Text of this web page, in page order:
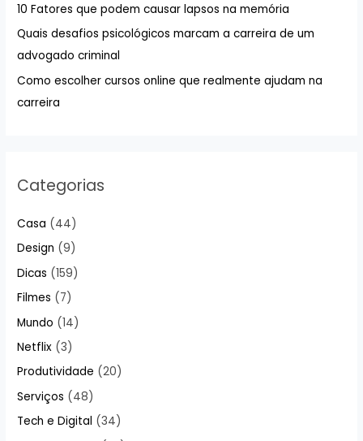
p
o
r
:
10 Fatores que podem causar lapsos na memória
Quais desafios psicológicos marcam a carreira de um
advogado criminal
Como escolher cursos online que realmente ajudam na
carreira
Categorias
Casa (44)
Design (9)
Dicas (159)
Filmes (7)
Mundo (14)
Netflix (3)
Produtividade (20)
Serviços (48)
Tech e Digital (34)